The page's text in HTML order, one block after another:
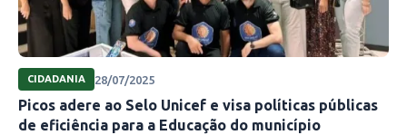
CIDADANIA 28/07/2025
Picos adere ao Selo Unicef e visa políticas públicas
de eficiência para a Educação do município